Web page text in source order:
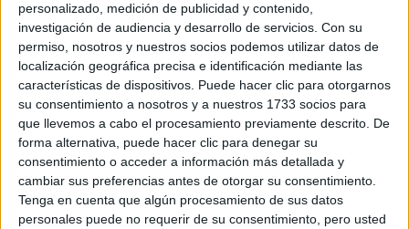
personalizado, medición de publicidad y contenido,
investigación de audiencia y desarrollo de servicios. Con su
permiso, nosotros y nuestros socios podemos utilizar datos de
localización geográfica precisa e identificación mediante las
características de dispositivos. Puede hacer clic para otorgarnos
su consentimiento a nosotros y a nuestros 1733 socios para
que llevemos a cabo el procesamiento previamente descrito. De
forma alternativa, puede hacer clic para denegar su
consentimiento o acceder a información más detallada y
cambiar sus preferencias antes de otorgar su consentimiento.
Tenga en cuenta que algún procesamiento de sus datos
personales puede no requerir de su consentimiento, pero usted
Soy:*
Chico
Chica
¿En qué año terminas (o terminaste) bachillerato o FP?
Soy estudiante de:*